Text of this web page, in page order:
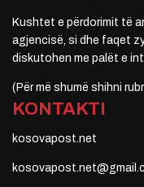
Kushtet e përdorimit të
agjencisë, si dhe faqet
diskutohen me palët e
(Për më shumë shihni
KONTAKTI
kosovapost.net